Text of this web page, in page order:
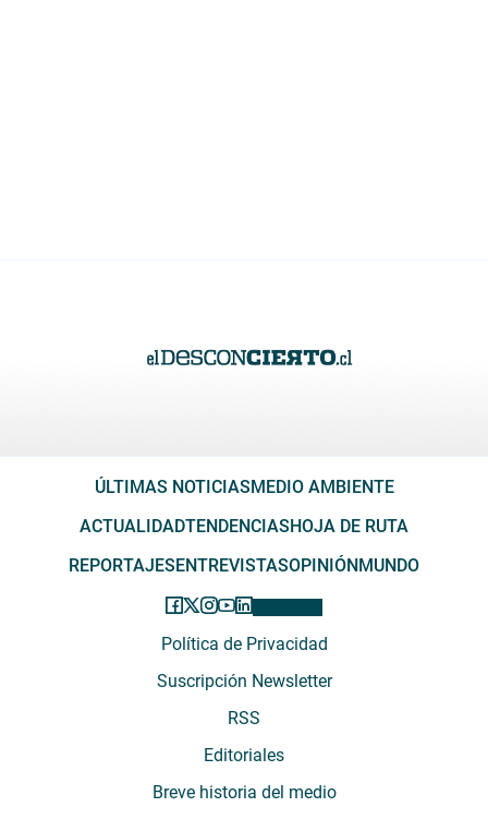
ÚLTIMAS NOTICIASMEDIO AMBIENTE
ACTUALIDADTENDENCIASHOJA DE RUTA
REPORTAJESENTREVISTASOPINIÓNMUNDO
Política de Privacidad
Suscripción Newsletter
RSS
Editoriales
Breve historia del medio